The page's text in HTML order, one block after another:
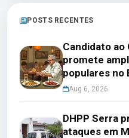
POSTS RECENTES
Candidato ao
promete
populares no
Aug 6, 2026
DHPP Serra
ataques em